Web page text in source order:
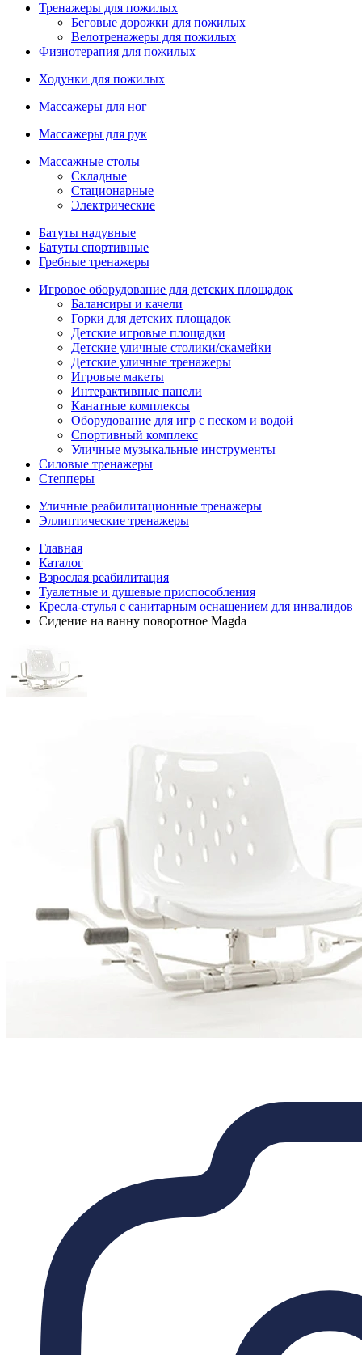
Тренажеры для пожилых
Беговые дорожки для пожилых
Велотренажеры для пожилых
Физиотерапия для пожилых
Ходунки для пожилых
Массажеры для ног
Массажеры для рук
Массажные столы
Складные
Стационарные
Электрические
Батуты надувные
Батуты спортивные
Гребные тренажеры
Игровое оборудование для детских площадок
Балансиры и качели
Горки для детских площадок
Детские игровые площадки
Детские уличные столики/скамейки
Детские уличные тренажеры
Игровые макеты
Интерактивные панели
Канатные комплексы
Оборудование для игр с песком и водой
Спортивный комплекс
Уличные музыкальные инструменты
Силовые тренажеры
Степперы
Уличные реабилитационные тренажеры
Эллиптические тренажеры
Главная
Каталог
Взрослая реабилитация
Туалетные и душевые приспособления
Кресла-стулья с санитарным оснащением для инвалидов
Сидение на ванну поворотное Magda